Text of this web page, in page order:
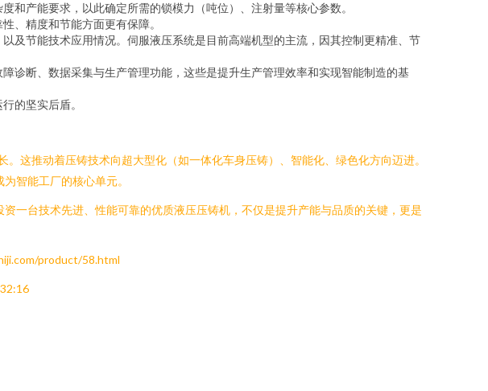
和产能要求，以此确定所需的锁模力（吨位）、注射量等核心参数。
、精度和节能方面更有保障。
及节能技术应用情况。伺服液压系统是目前高端机型的主流，因其控制更精准、节
诊断、数据采集与生产管理功能，这些是提升生产管理效率和实现智能制造的基
的坚实后盾。
这推动着压铸技术向超大型化（如一体化车身压铸）、智能化、绿色化方向迈进。
智能工厂的核心单元。
一台技术先进、性能可靠的优质液压压铸机，不仅是提升产能与品质的关键，更是
product/58.html